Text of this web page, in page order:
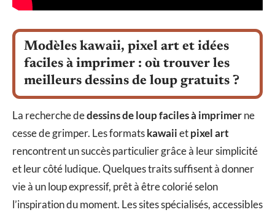
Modèles kawaii, pixel art et idées
faciles à imprimer : où trouver les
meilleurs dessins de loup gratuits ?
La recherche dedessins de loup faciles à imprimerne
cesse de grimper. Les formatskawaiietpixel art
rencontrent un succès particulier grâce à leur simplicité
et leur côté ludique. Quelques traits suffisent à donner
vie à un loup expressif, prêt à être colorié selon
l’inspiration du moment. Les sites spécialisés, accessibles